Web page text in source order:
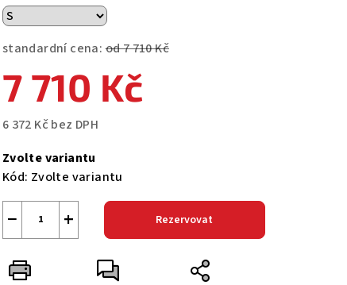
standardní cena: od 7 710 Kč
7 710 Kč
6 372 Kč bez DPH
cena:
Zvolte variantu
Kód: Zvolte variantu
+
− Rezervovat